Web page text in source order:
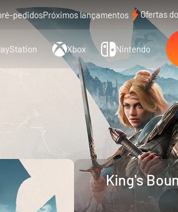
pedidosPróximos lançamentos Ofertas
Xbox Nintendo
King's